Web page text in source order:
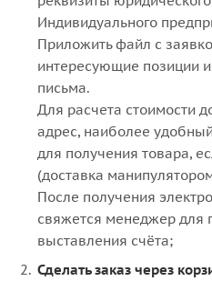
Индивидуального
Приложить файл с
интересующие позиции
письма.
Для расчета стоимости
адрес, наиболее
для получения товара,
(доставка
После получения
свяжется менеджер для
выставления счёта;
Сделать заказ через